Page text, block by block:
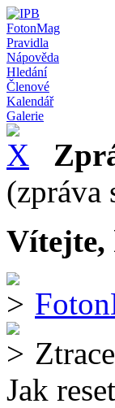
FotonMag
Pravidla
Nápověda
Hledání
Členové
Kalendář
Galerie
(zpráva
Vítejte,
Jak